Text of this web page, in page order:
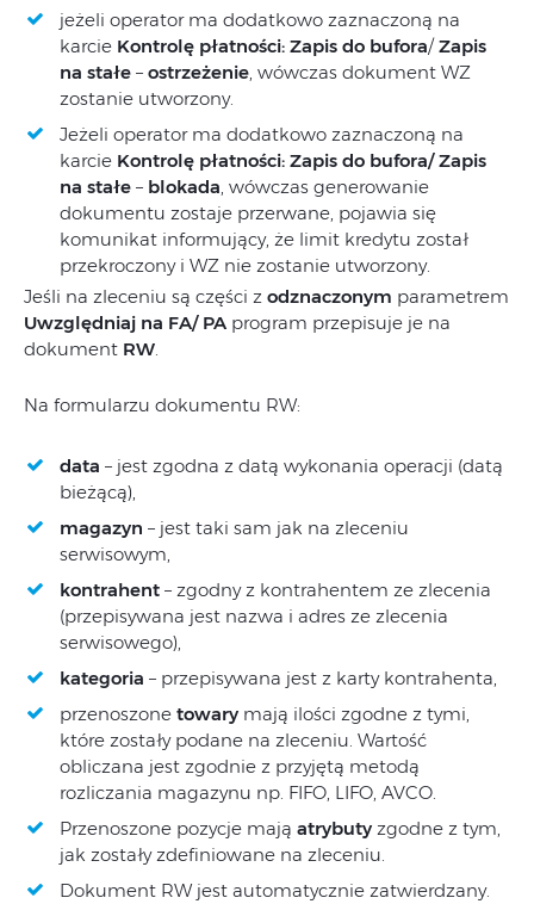
jeżeli operator ma dodatkowo zaznaczoną na
karcie Kontrolę płatności: Zapis do bufora/Zapis
na stałe – ostrzeżenie, wówczas dokument WZ
zostanie utworzony.
Jeżeli operator ma dodatkowo zaznaczoną na
karcie Kontrolę płatności: Zapis do bufora/ Zapis
na stałe – blokada, wówczas generowanie
dokumentu zostaje przerwane, pojawia się
komunikat informujący, że limit kredytu został
przekroczony i WZ nie zostanie utworzony.
Jeśli na zleceniu są części z odznaczonym parametrem
Uwzględniaj na FA/ PA program przepisuje je na
dokument RW.
Na formularzu dokumentu RW:
data – jest zgodna z datą wykonania operacji (datą
bieżącą),
magazyn – jest taki sam jak na zleceniu
serwisowym,
kontrahent – zgodny z kontrahentem ze zlecenia
(przepisywana jest nazwa i adres ze zlecenia
serwisowego),
kategoria – przepisywana jest z karty kontrahenta,
przenoszone towary mają ilości zgodne z tymi,
które zostały podane na zleceniu. Wartość
obliczana jest zgodnie z przyjętą metodą
rozliczania magazynu np. FIFO, LIFO, AVCO.
Przenoszone pozycje mają atrybuty zgodne z tym,
jak zostały zdefiniowane na zleceniu.
Dokument RW jest automatycznie zatwierdzany.